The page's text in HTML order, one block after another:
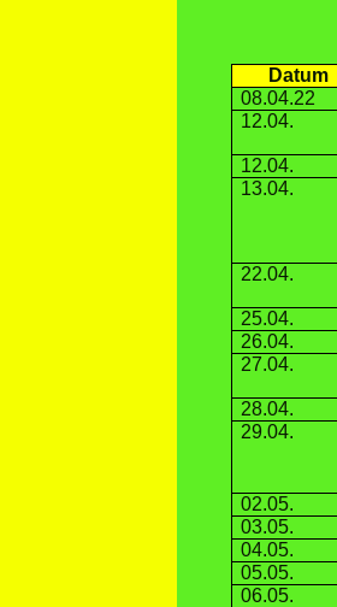
Datum
08.04.22
12.04.
12.04.
13.04.
22.04.
25.04.
26.04.
27.04.
28.04.
29.04.
02.05.
03.05.
04.05.
05.05.
06.05.